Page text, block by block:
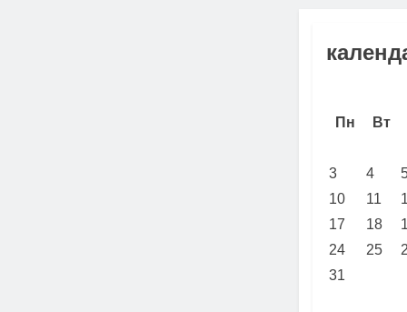
Пн Вт
3 4
10
11
17
18
24
25
31